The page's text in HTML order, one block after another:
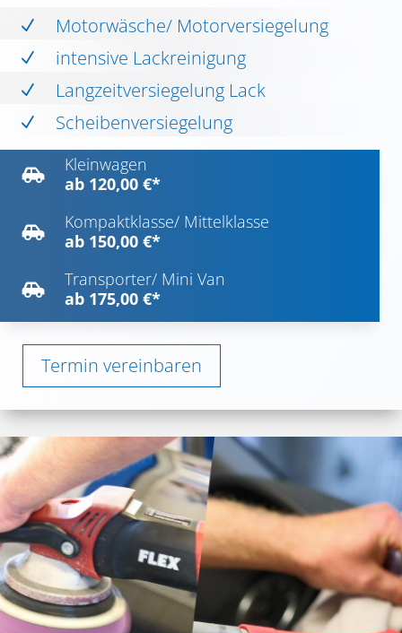
N Motorwäsche/ Motorversiegelung
N intensive Lackreinigung
N Langzeitversiegelung Lack
N Scheibenversiegelung

Kleinwagen
ab 120,00 €*

Kompaktklasse/ Mittelklasse
ab 150,00 €*

Transporter/ Mini Van
ab 175,00 €*
Termin vereinbaren